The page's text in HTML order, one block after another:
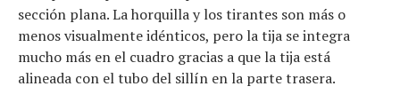
sección plana. La horquilla y los tirantes son más o
menos visualmente idénticos, pero la tija se integra
mucho más en el cuadro gracias a que la tija está
alineada con el tubo del sillín en la parte trasera.